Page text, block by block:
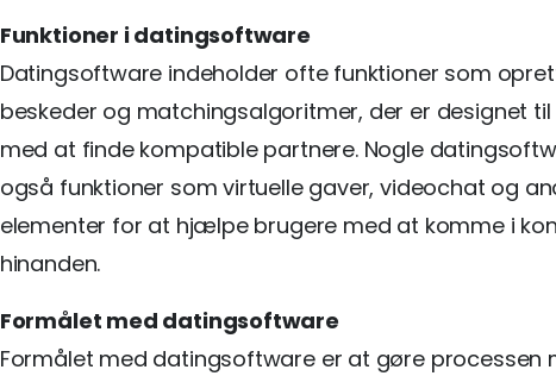
Funktioner i datingsoftware
Datingsoftware indeholder ofte funktioner som
beskeder og matchingsalgoritmer, der er designet
med at finde kompatible partnere. Nogle
også funktioner som virtuelle gaver, videochat og
elementer for at hjælpe brugere med at komme i
hinanden.
Formålet med datingsoftware
Formålet med datingsoftware er at gøre processen